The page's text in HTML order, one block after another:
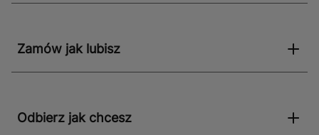
Zamów jak lubisz
Odbierz jak chcesz